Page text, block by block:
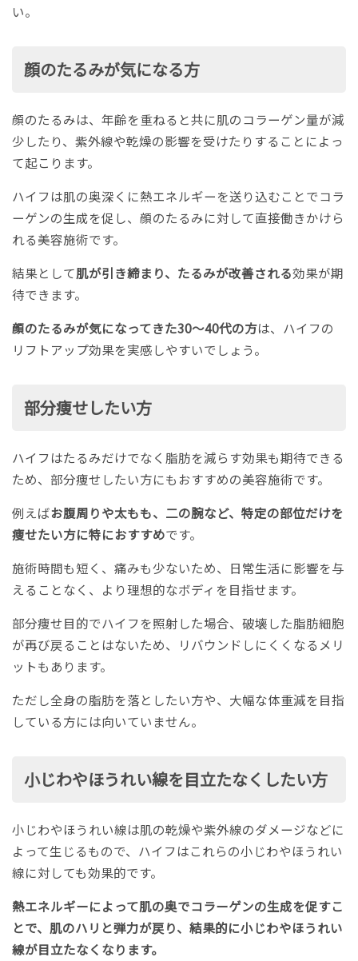
い。
顔のたるみが気になる方
顔のたるみは、年齢を重ねると共に肌のコラーゲン量が減
少したり、紫外線や乾燥の影響を受けたりすることによっ
て起こります。
ハイフは肌の奥深くに熱エネルギーを送り込むことでコラ
ーゲンの生成を促し、顔のたるみに対して直接働きかけら
れる美容施術です。
結果として肌が引き締まり、たるみが改善される効果が期
待できます。
顔のたるみが気になってきた30〜40代の方は、ハイフの
リフトアップ効果を実感しやすいでしょう。
部分痩せしたい方
ハイフはたるみだけでなく脂肪を減らす効果も期待できる
ため、部分痩せしたい方にもおすすめの美容施術です。
例えばお腹周りや太もも、二の腕など、特定の部位だけを
痩せたい方に特におすすめです。
施術時間も短く、痛みも少ないため、日常生活に影響を与
えることなく、より理想的なボディを目指せます。
部分痩せ目的でハイフを照射した場合、破壊した脂肪細胞
が再び戻ることはないため、リバウンドしにくくなるメリ
ットもあります。
ただし全身の脂肪を落としたい方や、大幅な体重減を目指
している方には向いていません。
小じわやほうれい線を目立たなくしたい方
小じわやほうれい線は肌の乾燥や紫外線のダメージなどに
よって生じるもので、ハイフはこれらの小じわやほうれい
線に対しても効果的です。
熱エネルギーによって肌の奥でコラーゲンの生成を促すこ
とで、肌のハリと弾力が戻り、結果的に小じわやほうれい
線が目立たなくなります。